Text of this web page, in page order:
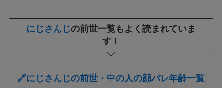
にじさんじの前世一覧もよく読まれていま
す！
🔗にじさんじの前世・中の人の顔バレ年齢一覧